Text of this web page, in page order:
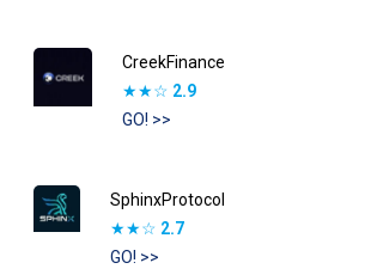
CreekFinance
★★☆ 2.9
GO! >>
SphinxProtocol
★★☆ 2.7
GO! >>